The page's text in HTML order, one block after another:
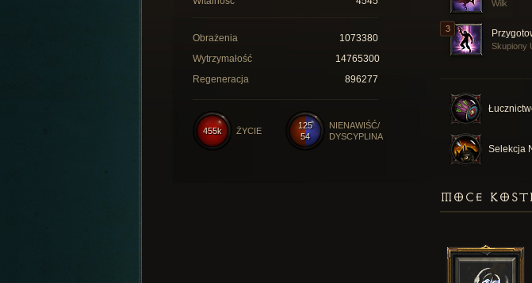
Wilk
Skupiony
Selekcja
Obrażenia
1073380
Wytrzymałość
14765300
Regeneracja
896277
125
54
NIENAWIŚĆ/
DYSCYPLINA
455k ŻYCIE
MOCE